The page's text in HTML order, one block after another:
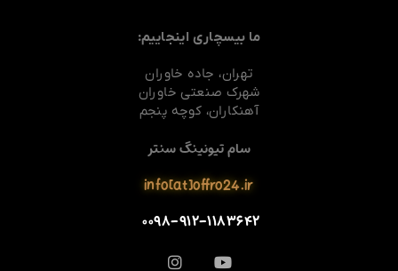
ما بیسچاری اینجاییم:
تهران، جاده خاوران
شهرک صنعتی خاوران
آهنکاران، کوچه پنجم
سام تیونینگ سنتر
info[at]offro24.ir
۰۰۹۸-۹۱۲-۱۱۸۳۶۴۲